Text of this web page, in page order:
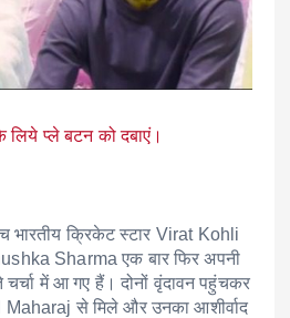
प्ले बटन को दबाएं।
भारतीय क्रिकेट स्टार Virat Kohli
Sharma एक बार फिर अपनी
में आ गए हैं। दोनों वृंदावन पहुंचकर
Maharaj से मिले और उनका आशीर्वाद